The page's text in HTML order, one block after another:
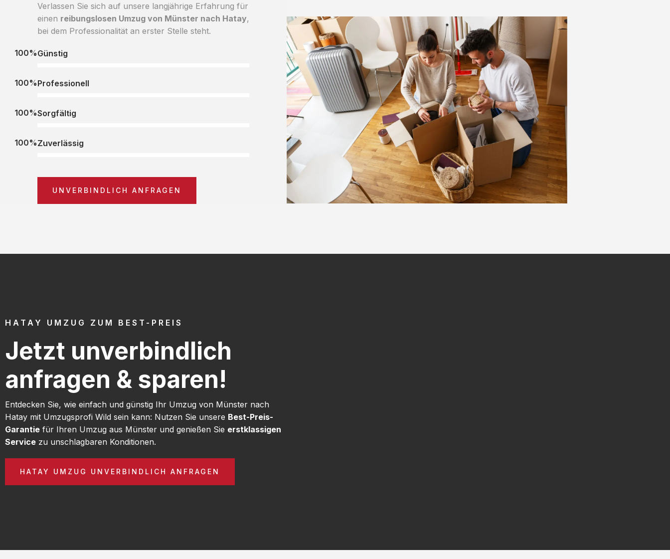
Verlassen Sie sich auf unsere langjährige Erfahrung für
einen reibungslosen Umzug von Münster nach Hatay,
bei dem Professionalität an erster Stelle steht.
Günstig
100%
Professionell
100%
Sorgfältig
100%
Zuverlässig
100%
UNVERBINDLICH ANFRAGEN
HATAY UMZUG ZUM BEST-PREIS
Jetzt unverbindlich
anfragen & sparen!
Entdecken Sie, wie einfach und günstig Ihr Umzug von Münster nach
Hatay mit Umzugsprofi Wild sein kann: Nutzen Sie unsere Best-Preis-
Garantie für Ihren Umzug aus Münster und genießen Sie erstklassigen
Service zu unschlagbaren Konditionen.
HATAY UMZUG UNVERBINDLICH ANFRAGEN